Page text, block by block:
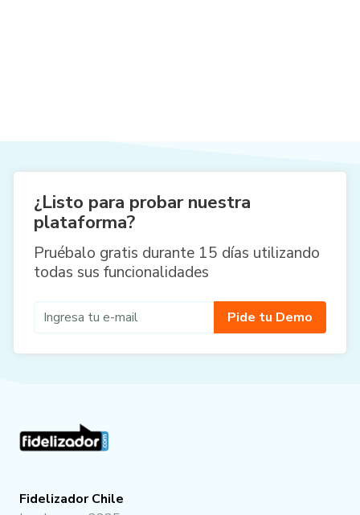
¿Listo para probar nuestra
plataforma?
Pruébalo gratis durante 15 días utilizando
todas sus funcionalidades
Pide tu Demo
Fidelizador Chile